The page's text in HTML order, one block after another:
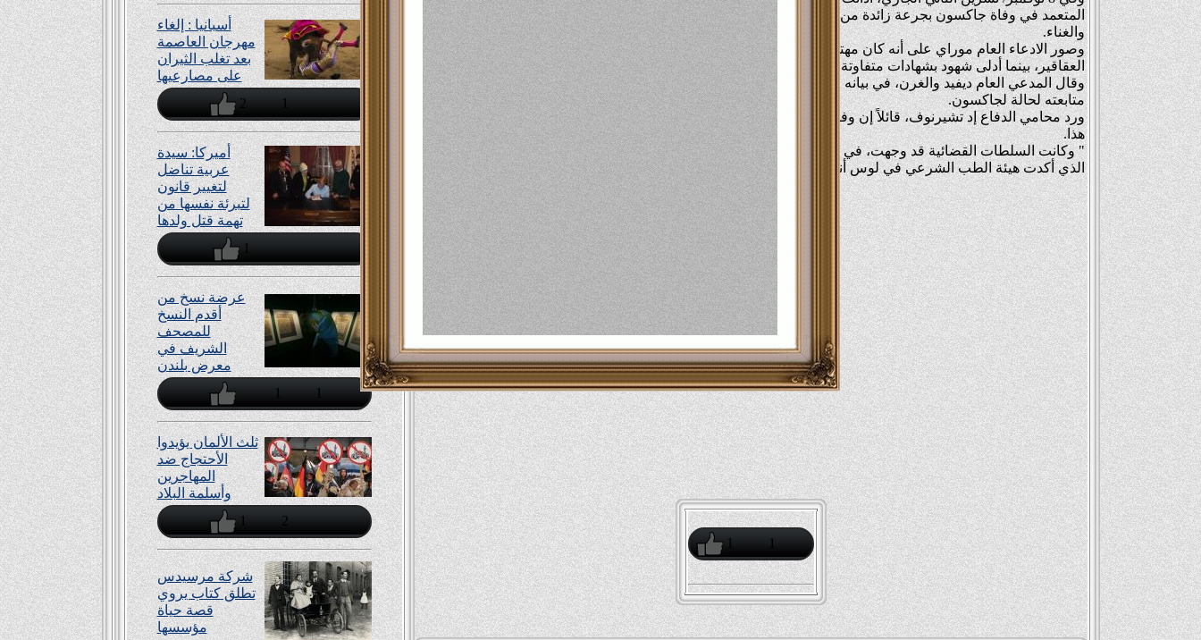
أسبانيا : إلغاء
مهرجان العاصمة
بعد تغلب الثيران
على مصارعيها
2
1
أميركا: سيدة
عربية تناضل
لتغيير قانون
لتبرئة نفسها من
تهمة قتل ولدها
1
عرضة نسخ من
أقدم النسخ
للمصحف
الشريف في
معرض بلندن
1
1
ثلث الألمان يؤيدوا
اﻷحتجاج ضد
المهاجرين
وأسلمة البلاد
1
2
شركة مرسيدس
تطلق كتاب يروي
قصة حياة
مؤسسها
المتعمد في وفاة جاكسون بجرعة زائدة من مزيج من المهدئات، وهو قرار استقبله عشاق جاكسون بالتهليل والرقص
والغناء.
وصور الادعاء العام موراي على أنه كان مهتماً بالأموال، في حين اعتبر الدفاع أن جاكسون قام بمزج خليط قاتل من
العقاقير، بينما أدلى شهود بشهادات متفاوتة عن حالة المغني بينما كان يستعد لحفلته في لندن.
وقال المدعي العام ديفيد والغرن، في بيانه الافتتاحي، إن الدكتور موراي تخلى عن "جميع مبادئ الرعاية الطبية" في
متابعته لحالة لجاكسون.
ورد محامي الدفاع إد تشيرنوف، قائلاً إن وفاة جاكسون كانت "مأساوية، غير أن الأدلة لن تظهر أن الدكتور موراي فعل
هذا.
" وكانت السلطات القضائية قد وجهت، في مارس/ آذار 2010، الاتهام رسمياً إلى موراي بمسؤوليته عن وفاة جاكسون،
الذي أكدت هيئة الطب الشرعي في لوس أنجلوس، أنه مات مقتولاً.
1 1